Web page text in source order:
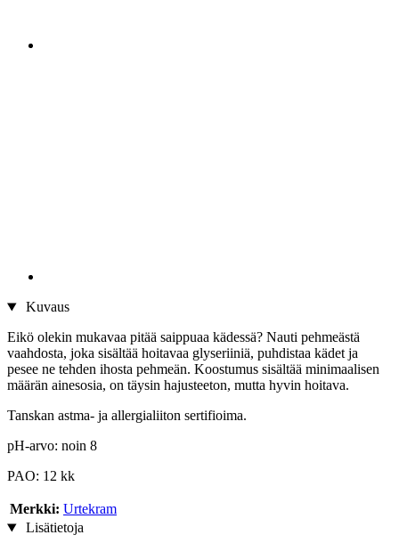
Kuvaus
Eikö olekin mukavaa pitää saippuaa kädessä? Nauti pehmeästä
vaahdosta, joka sisältää hoitavaa glyseriiniä, puhdistaa kädet ja
pesee ne tehden ihosta pehmeän. Koostumus sisältää minimaalisen
määrän ainesosia, on täysin hajusteeton, mutta hyvin hoitava.
Tanskan astma- ja allergialiiton sertifioima.
pH-arvo: noin 8
PAO: 12 kk
Merkki: Urtekram
Lisätietoja